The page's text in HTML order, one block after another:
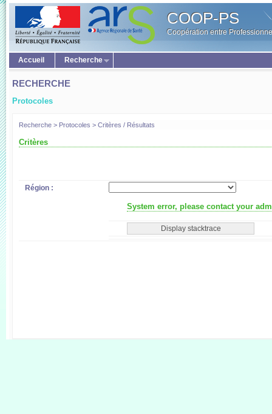
COOP-PS
Coopération entre
Accueil Recherche
RECHERCHE
Protocoles
Recherche > Protocoles > Critères / Résultats
Critères
Région :
System error, please contact your